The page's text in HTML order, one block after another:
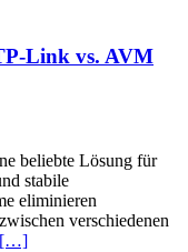
Link vs. AVM
beliebte Lösung für
stabile
eliminieren
verschiedenen
[…]